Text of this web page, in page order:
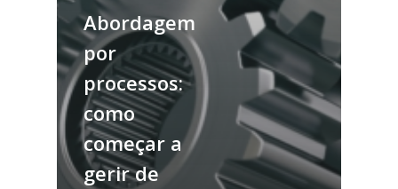
Abordagem
por
processos:
como
começar a
gerir de